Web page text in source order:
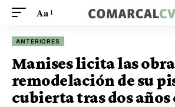
Aa
ANTERIORES
Manises licita las
remodelación de su
cubierta tras dos años